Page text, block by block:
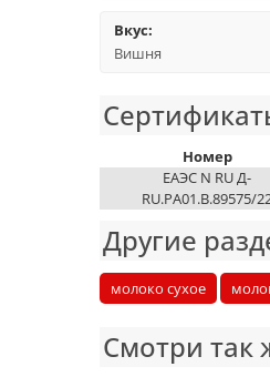
Вкус:
Вишня
Номер
ЕАЭС N RU Д-
RU.PA01.B.89575/
Другие
молоко сухое
Смотри так